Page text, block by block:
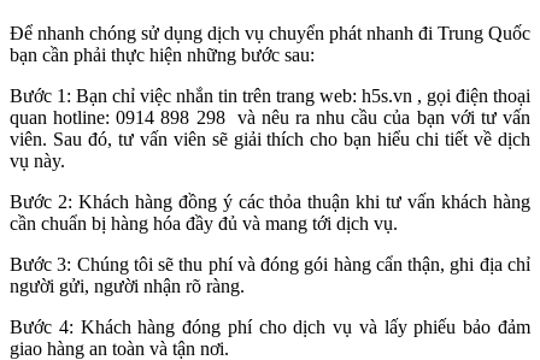
Để nhanh chóng sử dụng dịch vụ chuyển phát nhanh đi Trung Quốc
bạn cần phải thực hiện những bước sau:
Bước 1: Bạn chỉ việc nhắn tin trên trang web: h5s.vn , gọi điện thoại
quan hotline: 0914 898 298 và nêu ra nhu cầu của bạn với tư vấn
viên. Sau đó, tư vấn viên sẽ giải thích cho bạn hiểu chi tiết về dịch
vụ này.
Bước 2: Khách hàng đồng ý các thỏa thuận khi tư vấn khách hàng
cần chuẩn bị hàng hóa đầy đủ và mang tới dịch vụ.
Bước 3: Chúng tôi sẽ thu phí và đóng gói hàng cẩn thận, ghi địa chỉ
người gửi, người nhận rõ ràng.
Bước 4: Khách hàng đóng phí cho dịch vụ và lấy phiếu bảo đảm
giao hàng an toàn và tận nơi.